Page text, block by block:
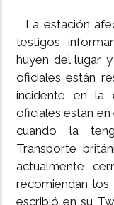
La estación
testigos
huyen del lugar
oficiales están
incidente en la
oficiales están
cuando la
Transporte
actualmente
recomiendan los
escribió en su